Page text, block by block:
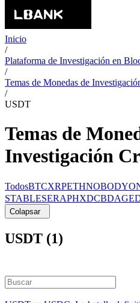
Inicio
/
Plataforma de Investigación en
/
Temas de Monedas de
/
USDT
Temas de
Investigación
TodosBTCXRPETHNOBODY
STABLESERAPHXDCBDAG
Colapsar
USDT (1)